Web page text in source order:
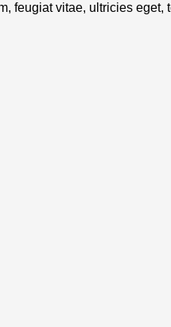
feugiat vitae, ultricies